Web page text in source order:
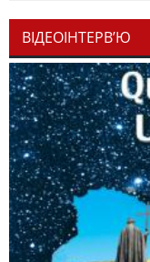
ВІДЕОІНТЕРВ’Ю